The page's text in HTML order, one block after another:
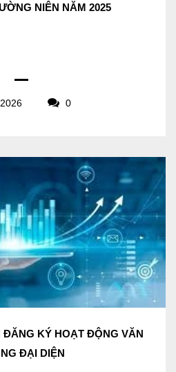
NIÊN NĂM 2025
0
ĐĂNG KÝ HOẠT ĐỘNG VĂN
ĐẠI DIỆN